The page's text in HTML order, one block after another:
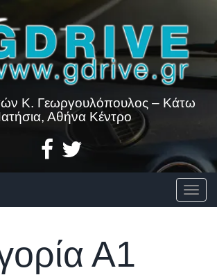
Κ. Γεωργουλόπουλος – Κάτω
Αθήνα Κέντρο
Α1